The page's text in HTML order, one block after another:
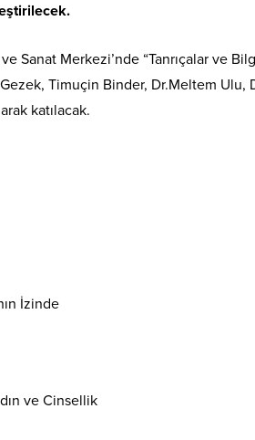
Sanat Merkezi’nde “Tanrıçalar ve
Timuçin Binder, Dr.Meltem Ulu,
katılacak.
İzinde
ve Cinsellik